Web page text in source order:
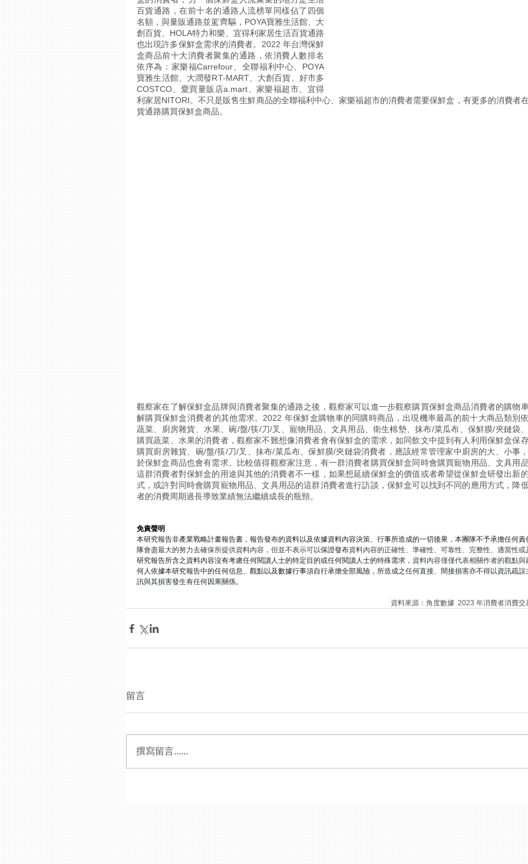
百貨通路，在前十名的通路人流榜單同樣佔了四個
名額，與量販通路並駕齊驅，POYA寶雅生活館、大
創百貨、HOLA特力和樂、宜得利家居生活百貨通路
也出現許多保鮮盒需求的消費者。2022 年台灣保鮮
盒商品前十大消費者聚集的通路，依消費人數排名
依序為：家樂福Carrefour、全聯福利中心、POYA
寶雅生活館、大潤發RT-MART、大創百貨、好市多
COSTCO、愛買量販店a.mart、家樂福超市、宜得
利家居NITORI。不只是販售生鮮商品的全聯福利中心、家樂福超市的消費者需要保鮮盒，有更多的消費者
貨通路購買保鮮盒商品。
觀察家在了解保鮮盒品牌與消費者聚集的通路之後，觀察家可以進一步觀察購買保鮮盒商品消費者的購物
解購買保鮮盒消費者的其他需求。2022 年保鮮盒購物車的同購時商品，出現機率最高的前十大商品類別
蔬菜、廚房雜貨、水果、碗/盤/筷/刀/叉、寵物用品、文具用品、衛生棉墊、抹布/菜瓜布、保鮮膜/夾鏈袋
購買蔬菜、水果的消費者，觀察家不難想像消費者會有保鮮盒的需求，如同飲文中提到有人利用保鮮盒保
購買廚房雜貨、碗/盤/筷/刀/叉、抹布/菜瓜布、保鮮膜/夾鏈袋消費者，應該經常管理家中廚房的大、小事
於保鮮盒商品也會有需求。比較值得觀察家注意，有一群消費者購買保鮮盒同時會購買寵物用品、文具用
這群消費者對保鮮盒的用途與其他的消費者不一樣，如果想延續保鮮盒的價值或者希望從保鮮盒研發出新
式，或許對同時會購買寵物用品、文具用品的這群消費者進行訪談，保鮮盒可以找到不同的應用方式，降
者的消費周期過長導致業績無法繼續成長的瓶頸。
免責聲明
本研究報告非產業戰略計畫報告書，報告發布的資料以及依據資料內容決策、行事所造成的一切後果，本團隊不予承擔任何責
隊會盡最大的努力去確保所提供資料內容，但並不表示可以保證發布資料內容的正確性、準確性、可靠性、完整性、適當性或
研究報告所含之資料內容沒有考慮任何閱讀人士的特定目的或任何閱讀人士的特殊需求， 資料內容僅僅代表相關作者的觀點與
何人依據本研究報告中的任何信息、觀點以及數據行事須自行承擔全部風險， 所造成之任何直接、間接損害亦不得以資訊疏誤
訊與其損害發生有任何因果關係。
資料來源：角度數據  2023 年消費者消費交
留言
撰寫留言......